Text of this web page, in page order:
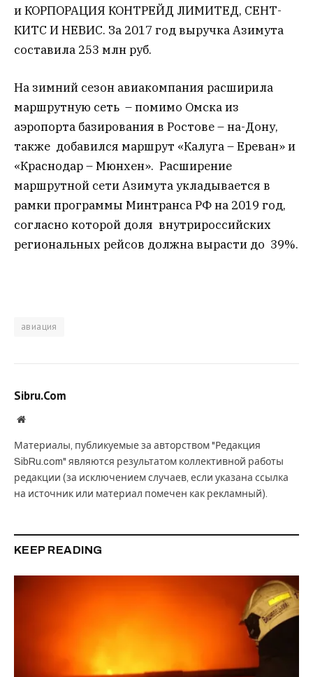
и КОРПОРАЦИЯ КОНТРЕЙД ЛИМИТЕД, СЕНТ-
КИТС И НЕВИС. За 2017 год выручка Азимута
составила 253 млн руб.
На зимний сезон авиакомпания расширила
маршрутную сеть – помимо Омска из
аэропорта базирования в Ростове – на-Дону,
также добавился маршрут «Калуга – Ереван» и
«Краснодар – Мюнхен». Расширение
маршрутной сети Азимута укладывается в
рамки программы Минтранса РФ на 2019 год,
согласно которой доля внутрироссийских
региональных рейсов должна вырасти до 39%.
авиация
Sibru.Com
Website
Материалы, публикуемые за авторством "Редакция
SibRu.com" являются результатом коллективной работы
редакции (за исключением случаев, если указана ссылка
на источник или материал помечен как рекламный).
KEEP READING